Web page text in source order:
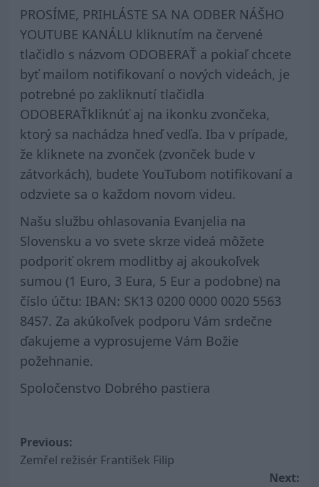
PROSÍME, PRIHLÁSTE SA NA ODBER NÁŠHO
YOUTUBE KANÁLU kliknutím na červené
tlačidlo s názvom ODOBERAŤ a pokiaľ chcete
byť mailom notifikovaní o nových videách, je
potrebné po zakliknutí tlačidla
ODOBERAŤkliknúť aj na ikonku zvončeka,
ktorý sa nachádza hneď vedľa. Iba v prípade,
že kliknete na zvonček (zvonček bude v
zátvorkách), budete YouTubom notifikovaní a
odzviete sa o každom novom videu.
Našu službu ohlasovania Evanjelia na
Slovensku a vo svete skrze videá môžete
podporiť okrem modlitby aj akoukoľvek
sumou (1 Euro, 3 Eura, 5 Eur a podobne) na
číslo účtu: IBAN: SK13 0200 0000 0020 5563
8457. Za akúkoľvek podporu Vám srdečne
ďakujeme a vyprosujeme Vám Božie
požehnanie.
Spoločenstvo Dobrého pastiera
Post
navigation
Previous:
Zemřel režisér František Filip
Next: